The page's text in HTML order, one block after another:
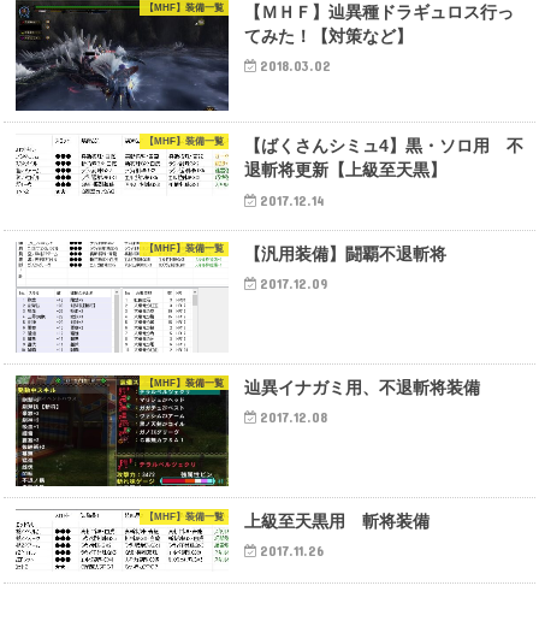
【MHF】装備一覧
【ＭＨＦ】辿異種ドラギュロス行っ
てみた！【対策など】
2018.03.02
【MHF】装備一覧
【ばくさんシミュ4】黒・ソロ用 不
退斬将更新【上級至天黒】
2017.12.14
【MHF】装備一覧 【汎用装備】闘覇不退斬将
2017.12.09
【MHF】装備一覧 辿異イナガミ用、不退斬将装備
2017.12.08
【MHF】装備一覧 上級至天黒用 斬将装備
2017.11.26